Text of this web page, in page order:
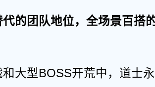
的团队地位，全场景百搭
大型BOSS开荒中，道士